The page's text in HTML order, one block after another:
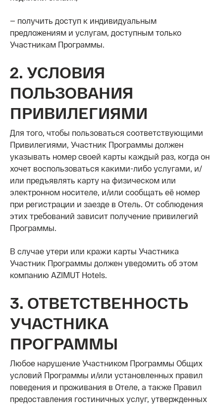
— получить доступ к индивидуальным
предложениям и услугам, доступным только
Участникам Программы.
2. УСЛОВИЯ
ПОЛЬЗОВАНИЯ
ПРИВИЛЕГИЯМИ
Для того, чтобы пользоваться соответствующими
Привилегиями, Участник Программы должен
указывать номер своей карты каждый раз, когда он
хочет воспользоваться какими-либо услугами, и/
или предъявлять карту на физическом или
электронном носителе, и/или сообщать её номер
при регистрации и заезде в Отель. От соблюдения
этих требований зависит получение привилегий
Программы.
В случае утери или кражи карты Участника
Участник Программы должен уведомить об этом
компанию AZIMUT Hotels.
3. ОТВЕТСТВЕННОСТЬ
УЧАСТНИКА
ПРОГРАММЫ
Любое нарушение Участником Программы Общих
условий Программы и/или установленных правил
поведения и проживания в Отеле, а также Правил
предоставления гостиничных услуг, утвержденных